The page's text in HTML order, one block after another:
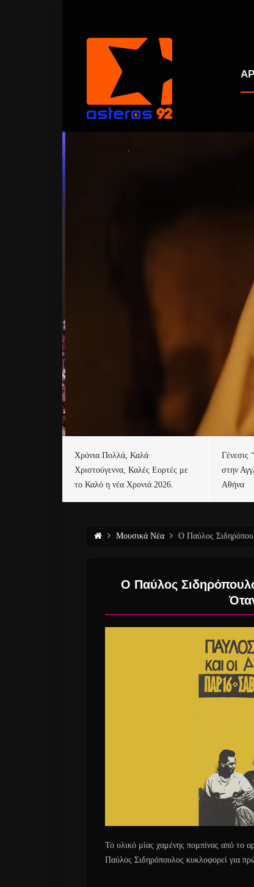
Χρόνια Πολλά, Καλά
Χριστούγεννα, Καλές Εορτές με
το Καλό η νέα Χρονιά 2026.
Γένεσις
στην
Αθήνα
Μουσικά Νέα Ο Παύλος
Ο Παύλος
Το υλικό μίας χαμένης πομπίνας από το
Παύλος Σιδηρόπουλος κυκλοφορεί για